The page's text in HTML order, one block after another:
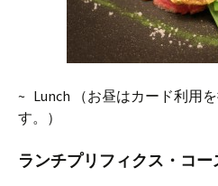
~ Lunch （お昼はカード利用
す。）
ランチプリフィクス・コ